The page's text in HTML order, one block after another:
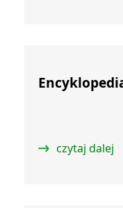
czytaj dalej